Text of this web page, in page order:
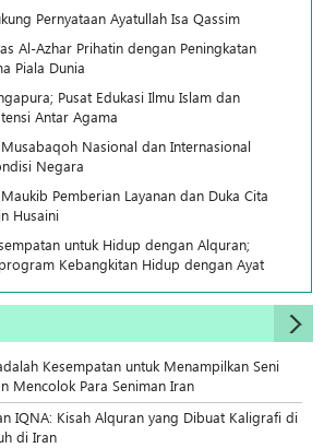
Pernyataan Ayatullah Isa Qassim
Al-Azhar Prihatin dengan Peningkatan
Piala Dunia
Pusat Edukasi Ilmu Islam dan
Antar Agama
Nasional dan Internasional
Negara
Pemberian Layanan dan Duka Cita
Husaini
untuk Hidup dengan Alquran;
Kebangkitan Hidup dengan Ayat
Kesempatan untuk Menampilkan Seni
Mencolok Para Seniman Iran
IQNA: Kisah Alquran yang Dibuat Kaligrafi di
di Iran